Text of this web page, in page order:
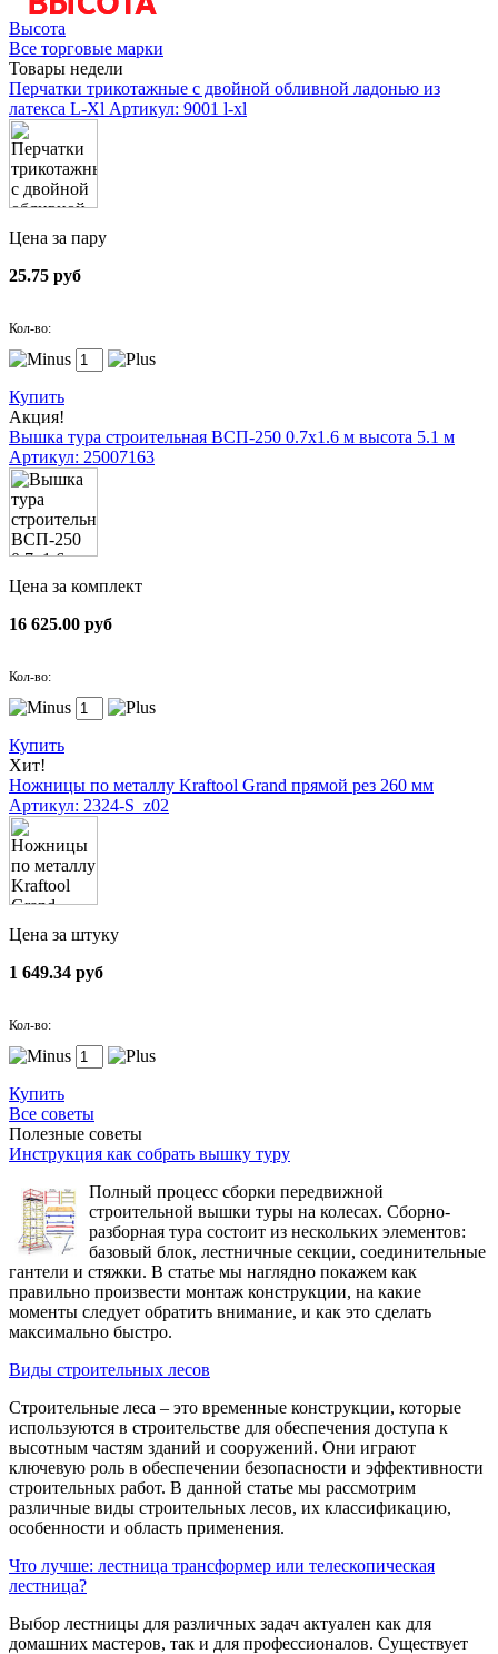
Высота
Все торговые марки
Товары недели
Перчатки трикотажные с двойной обливной ладонью из
латекса L-Xl Артикул: 9001 l-xl
Цена за пару
25.75 руб
Кол-во:
Купить
Акция!
Вышка тура строительная ВСП-250 0.7х1.6 м высота 5.1 м
Артикул: 25007163
Цена за комплект
16 625.00 руб
Кол-во:
Купить
Хит!
Ножницы по металлу Kraftool Grand прямой рез 260 мм
Артикул: 2324-S_z02
Цена за штуку
1 649.34 руб
Кол-во:
Купить
Все советы
Полезные советы
Инструкция как собрать вышку туру
Полный процесс сборки передвижной
строительной вышки туры на колесах. Сборно-
разборная тура состоит из нескольких элементов:
базовый блок, лестничные секции, соединительные
гантели и стяжки. В статье мы наглядно покажем как
правильно произвести монтаж конструкции, на какие
моменты следует обратить внимание, и как это сделать
максимально быстро.
Виды строительных лесов
Строительные леса – это временные конструкции, которые
используются в строительстве для обеспечения доступа к
высотным частям зданий и сооружений. Они играют
ключевую роль в обеспечении безопасности и эффективности
строительных работ. В данной статье мы рассмотрим
различные виды строительных лесов, их классификацию,
особенности и область применения.
Что лучше: лестница трансформер или телескопическая
лестница?
Выбор лестницы для различных задач актуален как для
домашних мастеров, так и для профессионалов. Существует